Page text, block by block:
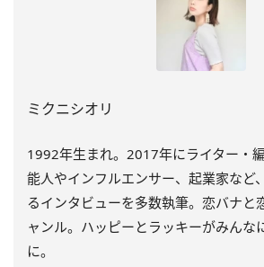
ミクニシオリ
1992年生まれ。2017年にライター・
能人やインフルエンサー、起業家など
るインタビューを多数執筆。恋バナと
ャンル。ハッピーとラッキーがみんな
に。